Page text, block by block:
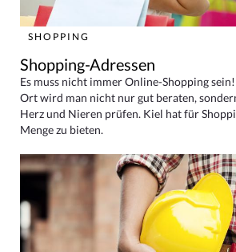
SHOPPING
Shopping-Adressen
Es muss nicht immer Online-Shopping
Ort wird man nicht nur gut beraten,
Herz und Nieren prüfen. Kiel hat für
Menge zu bieten.